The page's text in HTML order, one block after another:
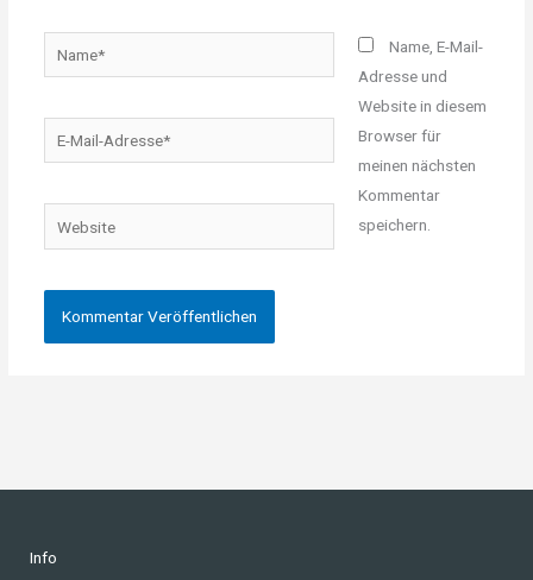
Mail-
Website
Name, E-Mail-
Adresse und
Website in diesem
Browser für
meinen nächsten
Kommentar
speichern.
Info